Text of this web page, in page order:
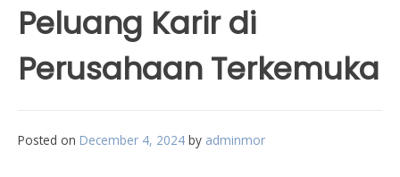
Peluang Karir di
Perusahaan Terkemuka
Posted on December 4, 2024 by adminmor